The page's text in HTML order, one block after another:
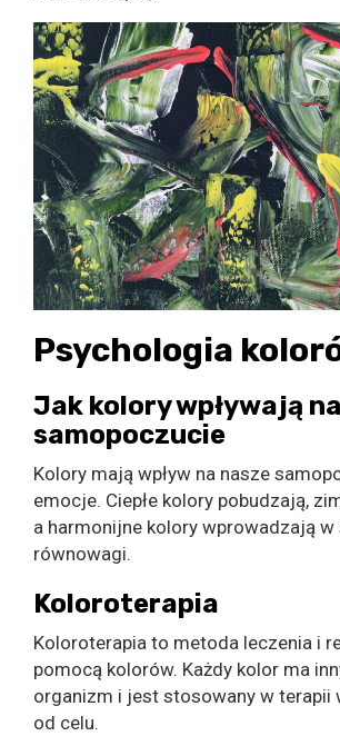
Psychologia
Jak kolory wpływają
samopoczucie
Kolory mają wpływ na nasze
emocje. Ciepłe kolory pobudzają,
a harmonijne kolory wprowadzają w
równowagi.
Koloroterapia
Koloroterapia to metoda leczenia i
pomocą kolorów. Każdy kolor ma
organizm i jest stosowany w terapii
od celu.